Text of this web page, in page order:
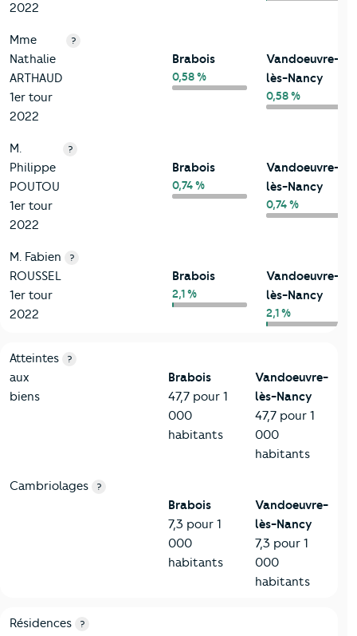
2022
Mme
Nathalie
ARTHAUD
1er tour
2022
?
Brabois
0,58 %
Vandoeuvre-
lès-Nancy
0,58 %
M.
Philippe
POUTOU
1er tour
2022
?
Brabois
0,74 %
Vandoeuvre-
lès-Nancy
0,74 %
M. Fabien
ROUSSEL
1er tour
2022
?
Brabois
2,1 %
Vandoeuvre-
lès-Nancy
2,1 %
7-Sécurité
Critères
Atteintes
aux
biens
?
Brabois
47,7 pour 1
000
habitants
Vandoeuvre-
lès-Nancy
47,7 pour 1
000
habitants
Cambriolages ?
Brabois
7,3 pour 1
000
habitants
Vandoeuvre-
lès-Nancy
7,3 pour 1
000
habitants
8-Chauffage
Critères Brabois
Résidences ?